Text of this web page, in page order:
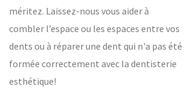
méritez. Laissez-nous vous aider à
combler l’espace ou les espaces entre vos
dents ou à réparer une dent qui n'a pas été
formée correctement avec la dentisterie
esthétique!